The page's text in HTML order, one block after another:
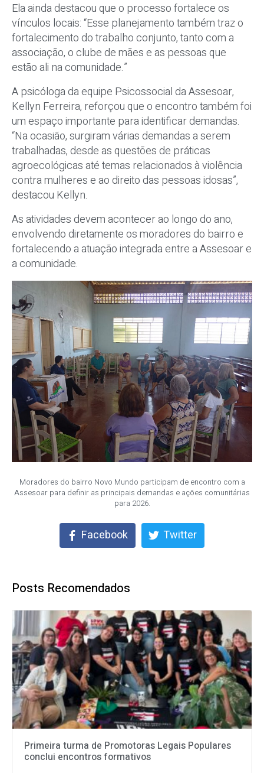
Ela ainda destacou que o processo fortalece os
vínculos locais: “Esse planejamento também traz o
fortalecimento do trabalho conjunto, tanto com a
associação, o clube de mães e as pessoas que
estão ali na comunidade.”
A psicóloga da equipe Psicossocial da Assesoar,
Kellyn Ferreira, reforçou que o encontro também foi
um espaço importante para identificar demandas.
“Na ocasião, surgiram várias demandas a serem
trabalhadas, desde as questões de práticas
agroecológicas até temas relacionados à violência
contra mulheres e ao direito das pessoas idosas”,
destacou Kellyn.
As atividades devem acontecer ao longo do ano,
envolvendo diretamente os moradores do bairro e
fortalecendo a atuação integrada entre a Assesoar e
a comunidade.
Moradores do bairro Novo Mundo participam de encontro com a
Assesoar para definir as principais demandas e ações comunitárias
para 2026.
Facebook Twitter
Posts Recomendados
Primeira turma de Promotoras Legais Populares
conclui encontros formativos